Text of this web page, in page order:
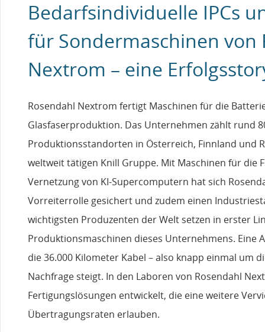
Bedarfsindividuelle IPCs
für Sondermaschinen von
Nextrom – eine
Rosendahl Nextrom fertigt Maschinen für die
Glasfaserproduktion. Das Unternehmen zählt rund
Produktionsstandorten in Österreich, Finnland und
weltweit tätigen Knill Gruppe. Mit Maschinen für die
Vernetzung von KI-Supercomputern hat sich
Vorreiterrolle gesichert und zudem einen
wichtigsten Produzenten der Welt setzen in erster
Produktionsmaschinen dieses Unternehmens. Eine
die 36.000 Kilometer Kabel – also knapp einmal um
Nachfrage steigt. In den Laboren von Rosendahl
Fertigungslösungen entwickelt, die eine weitere
Übertragungsraten erlauben.